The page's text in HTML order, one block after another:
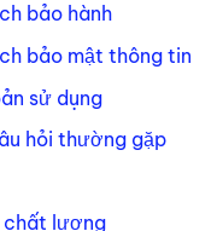
dễ cất giữ, thao tác
trong việc khám phá
bảo hành
bảo mật thông tin
sử dụng
hỏi thường gặp
chất lượng